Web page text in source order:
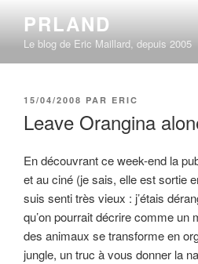
contenu
principal
PRLAND
Le blog de Eric Maillard, depuis 2005
PUBLIÉ
15/04/2008 PAR ERIC
Leave Orangina
En découvrant ce week-end la
et au ciné (je sais, elle est sortie
suis senti très vieux : j’étais
qu’on pourrait décrire comme un
des animaux se transforme en
jungle, un truc à vous donner la